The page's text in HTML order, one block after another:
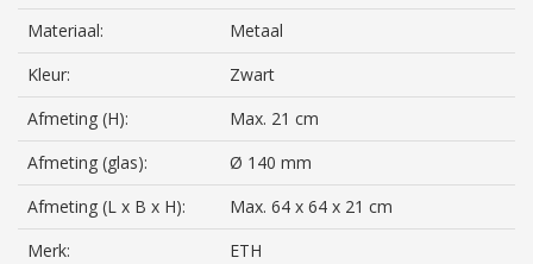
Materiaal:
Metaal
Kleur:
Zwart
Afmeting (H):
Max. 21 cm
Afmeting (glas):
Ø 140 mm
Afmeting (L x B x H):
Max. 64 x 64 x 21 cm
Merk:
ETH